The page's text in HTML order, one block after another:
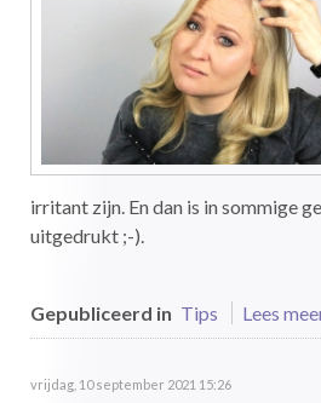
irritant zijn. En dan is in sommige
uitgedrukt ;-).
Gepubliceerd in Tips Lees
vrijdag, 10 september 2021 15:26